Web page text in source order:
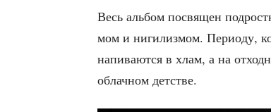
Весь аль­бом посвя­щен
мом и ниги­лиз­мом. Пери­о­ду,
напи­ва­ют­ся в хлам, а на
об­лач­ном детстве.